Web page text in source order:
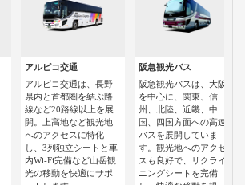
アルピコ交通
アルピコ交通は、長野
県内と首都圏を結ぶ路
線など20路線以上を展
開。上高地など観光地
へのアクセスに特化
し、3列独立シートと車
内Wi-Fi完備など山岳観
光の移動を快適にサポ
阪急観光バス
阪急観光バスは、大阪
を中心に、関東、信
州、北陸、近畿、中
国、四国方面への高速
バスを展開していま
す。観光地へのアクセ
スも良好で、リクライ
ニングシートを完備